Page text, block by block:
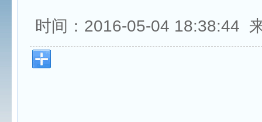
时间：2016-05-04 18:38:44